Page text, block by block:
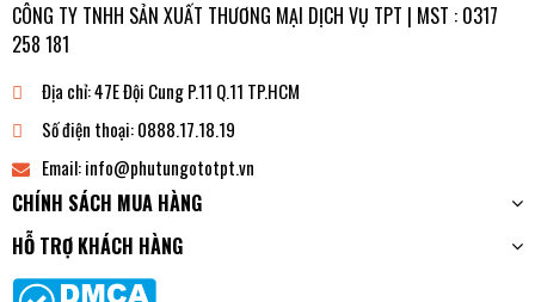
CÔNG TY TNHH SẢN XUẤT THƯƠNG MẠI DỊCH VỤ TPT | MST : 0317
258 181
Địa chỉ:47E Đội Cung P.11 Q.11 TP.HCM
Số điện thoại:0888.17.18.19
Email:info@phutungototpt.vn
CHÍNH SÁCH MUA HÀNG
HỖ TRỢ KHÁCH HÀNG